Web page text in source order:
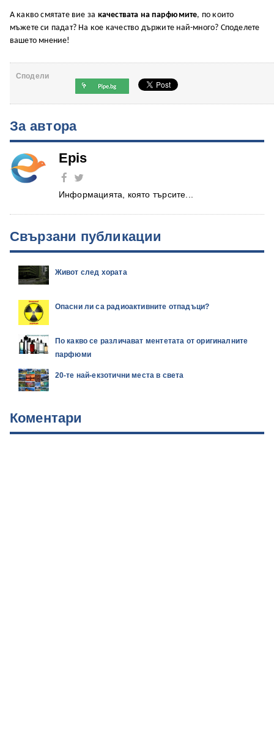
А какво смятате вие за качествата на парфюмите, по които
мъжете си падат? На кое качество държите най-много? Споделете
вашето мнение!
Сподели
За автора
Epis
Информацията, която търсите...
Свързани публикации
Живот след хората
Опасни ли са радиоактивните отпадъци?
По какво се различават ментетата от оригиналните
парфюми
20-те най-екзотични места в света
Коментари